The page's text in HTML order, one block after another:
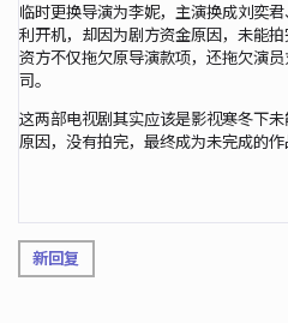
临时更换导演为李妮，主演换成刘奕
利开机，却因为剧方资金原因，未能拍
资方不仅拖欠原导演款项，还拖欠演
司。
这两部电视剧其实应该是影视寒冬下
原因，没有拍完，最终成为未完成的作
新回复